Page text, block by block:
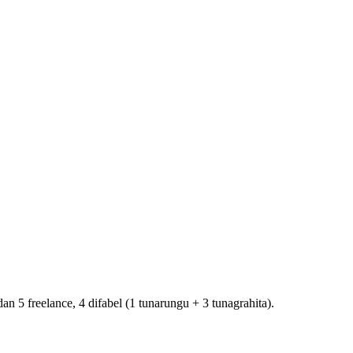
5 freelance, 4 difabel (1 tunarungu + 3 tunagrahita).